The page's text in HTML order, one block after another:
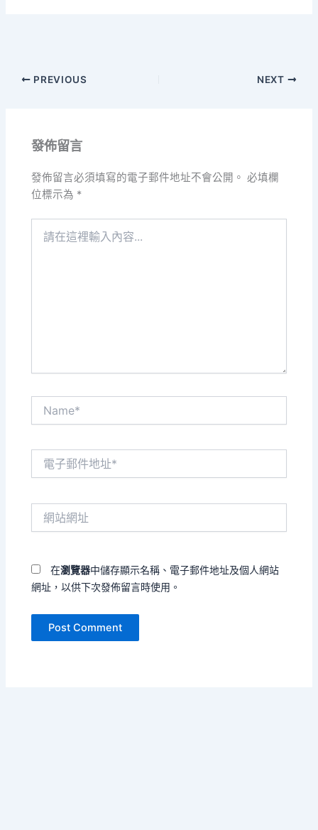
PREVIOUS NEXT
發佈留言
發佈留言必須填寫的電子郵件地址不會公開。 必填欄
位標示為 *
在瀏覽器中儲存顯示名稱、電子郵件地址及個人網站
網址，以供下次發佈留言時使用。